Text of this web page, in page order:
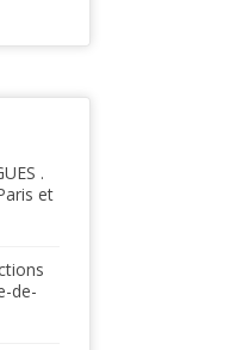
.
et
de-